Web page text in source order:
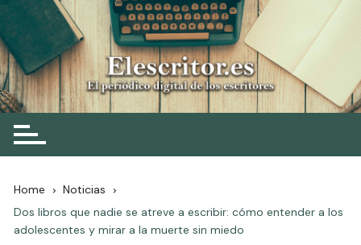
Skip
to
content
Elescritor.es
El periódico digital de los escritores
Home
Noticias
Dos libros que nadie se atreve a escribir: cómo entender a los
adolescentes y mirar a la muerte sin miedo